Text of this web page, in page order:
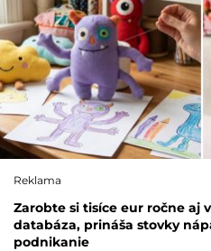
Reklama
Zarobte si tisíce eur ročne aj
databáza, prináša stovky
podnikanie